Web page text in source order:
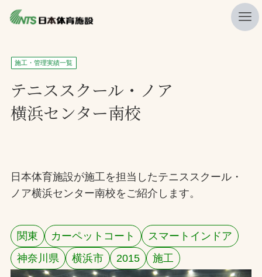
私たちの強み
ニュース
プレスリリース
施工・管理実績一覧
会社概要
採用情報
施工・管理実績一覧
テニススクール・ノア
横浜センター南校
日本体育施設が施工を担当したテニススクール・
ノア横浜センター南校をご紹介します。
関東 カーペットコート
スマートインドア
神奈川県
横浜市 2015 施工